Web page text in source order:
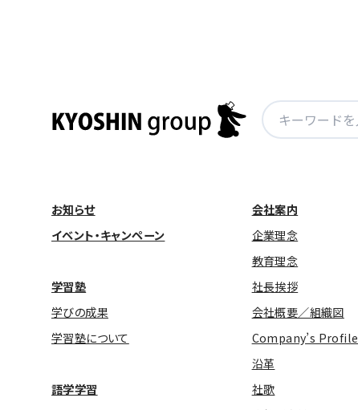
検
索:
お知らせ
イベント・キャンペーン
学習塾
学びの成果
学習塾について
語学学習
会社案内
企業理念
教育理念
社長挨拶
会社概要／組織図
Company’s Profile
沿革
社歌